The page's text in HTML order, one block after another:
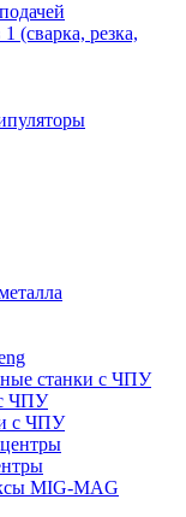
(сварка, резка,
станки с ЧПУ
ЧПУ
с ЧПУ
MIG-MAG